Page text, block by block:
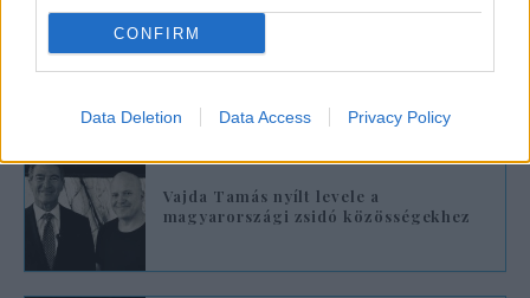
CONFIRM
Data Deletion Data Access Privacy Policy
bejelentést egy egykori munkavállalónk tette
hosszabb idővel munkaviszonyának
megszűnését követően.”
Vajda Tamás nyílt levele a
magyarországi zsidó közösségekhez